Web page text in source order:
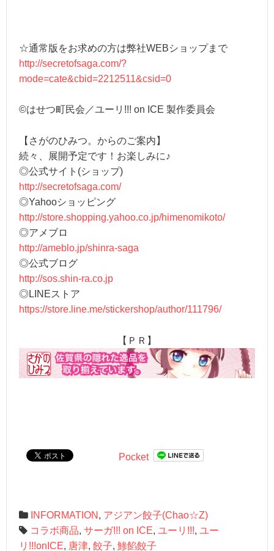
☆通常版をお求めの方は弊社WEBショップまで
http://secretofsaga.com/?
mode=cate&cbid=2212511&csid=0
©はせつ町民会／ユーリ!!! on ICE 製作委員会
【さがのひみつ。からのご案内】
続々、展開予定です！お楽しみに♪
◎公式サイト(ショップ)
http://secretofsaga.com/
◎Yahooショッピング
http://store.shopping.yahoo.co.jp/himenomikoto/
◎アメブロ
http://ameblo.jp/shinra-saga
◎公式ブログ
http://sos.shin-ra.co.jp
◎LINEストア
https://store.line.me/stickershop/author/111796/
【ＰＲ】
Pocket
INFORMATION , アジアン餃子(Chao☆Z)
コラボ商品, サーガ!!! on ICE, ユーリ!!!, ユー
リ!!!onICE, 唐津, 餃子, 鯵餡餃子